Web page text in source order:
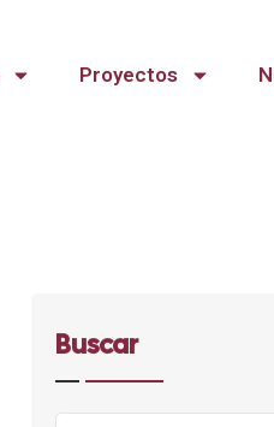
Proyectos
Buscar